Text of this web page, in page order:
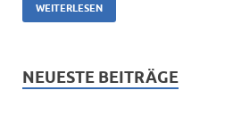
WEITERLESEN
NEUESTE BEITRÄGE